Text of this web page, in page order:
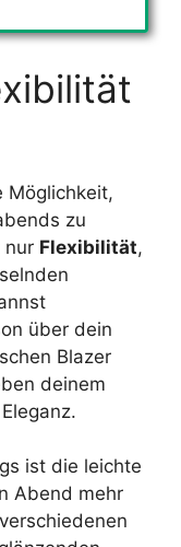
Möglichkeit,
zu
nur Flexibilität,
über dein
Blazer
deinem
ist die leichte
Abend mehr